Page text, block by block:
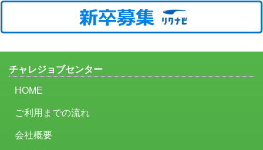
チャレジョブセンター
HOME
ご利用までの流れ
会社概要